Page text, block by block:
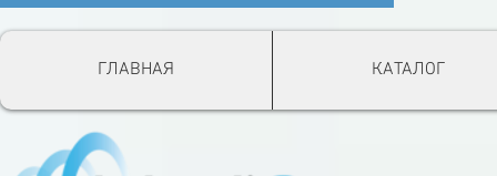
ГЛАВНАЯ КАТАЛОГ